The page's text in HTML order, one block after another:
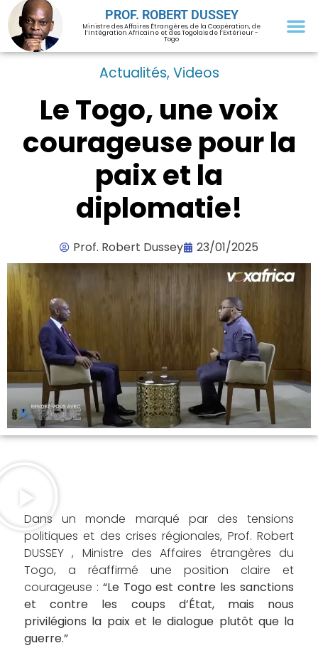
PROF. ROBERT DUSSEY
Ministre des Affaires Étrangères, de la Coopération, de
l’Intégration Africaine et des Togolais de l’Extérieur -
Togo
Actualités, Videos
Le Togo, une voix
courageuse pour la
paix et la
diplomatie!
Prof. Robert Dussey 23/01/2025
Dans un monde marqué par des tensions
politiques et des crises régionales, Prof. Robert
DUSSEY , Ministre des Affaires étrangères du
Togo, a réaffirmé une position claire et
courageuse : “Le Togo est contre les sanctions
et contre les coups d’État, mais nous
privilégions la paix et le dialogue plutôt que la
guerre.”